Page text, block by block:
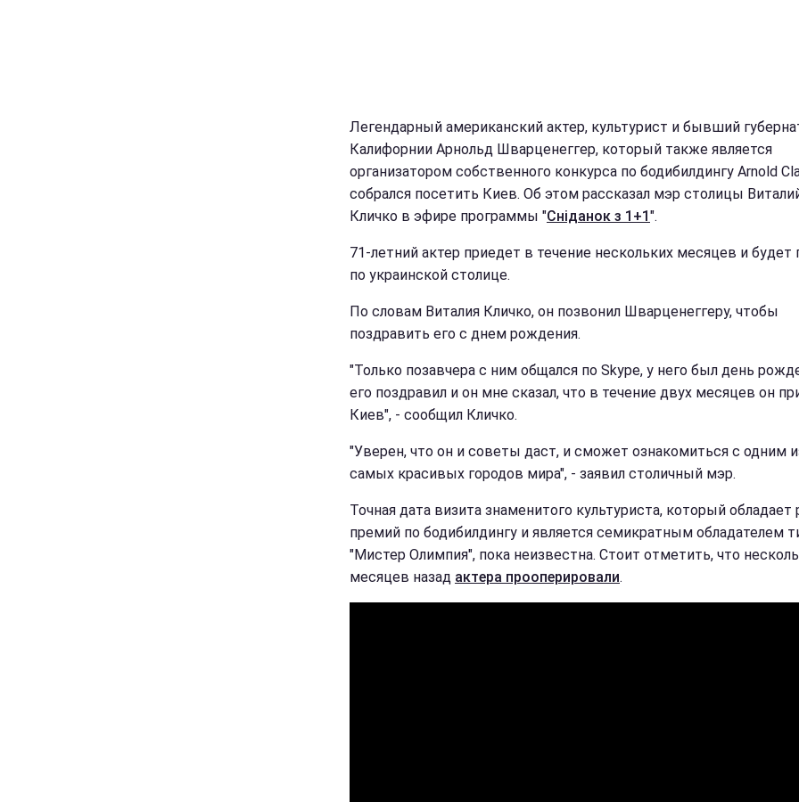
Легендарный американский актер, культурист и бывший
Калифорнии Арнольд Шварценеггер, который также является
организатором собственного конкурса по бодибилдингу Arnold
собрался посетить Киев. Об этом рассказал мэр столицы
Кличко в эфире программы "Сніданок з 1+1 ".
71-летний актер приедет в течение нескольких месяцев и будет
по украинской столице.
По словам Виталия Кличко, он позвонил Шварценеггеру, чтобы
поздравить его с днем рождения.
"Только позавчера с ним общался по Skype, у него был день
его поздравил и он мне сказал, что в течение двух месяцев он
Киев", - сообщил Кличко.
"Уверен, что он и советы даст, и сможет ознакомиться с одним
самых красивых городов мира", - заявил столичный мэр.
Точная дата визита знаменитого культуриста, который обладает
премий по бодибилдингу и является семикратным обладателем
"Мистер Олимпия", пока неизвестна. Стоит отметить, что
месяцев назад актера прооперировали.